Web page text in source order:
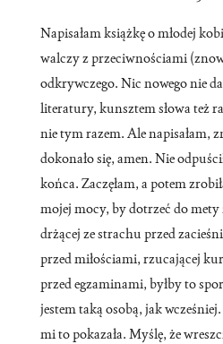
Napisałam książkę o młodej
walczy z przeciwnościami
odkrywczego. Nic nowego nie
literatury, kunsztem słowa też
nie tym razem. Ale napisałam,
dokonało się, amen. Nie
końca. Zaczęłam, a potem
mojej mocy, by dotrzeć do mety
drżącej ze strachu przed
przed miłościami, rzucającej
przed egzaminami, byłby to
jestem taką osobą, jak
mi to pokazała. Myślę, że